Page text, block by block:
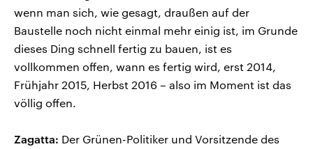
wenn man sich, wie gesagt, draußen auf der
Baustelle noch nicht einmal mehr einig ist, im Grunde
dieses Ding schnell fertig zu bauen, ist es
vollkommen offen, wann es fertig wird, erst 2014,
Frühjahr 2015, Herbst 2016 – also im Moment ist das
völlig offen.
Zagatta: Der Grünen-Politiker und Vorsitzende des